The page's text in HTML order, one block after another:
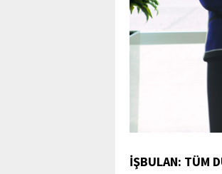
İŞBULAN: TÜM